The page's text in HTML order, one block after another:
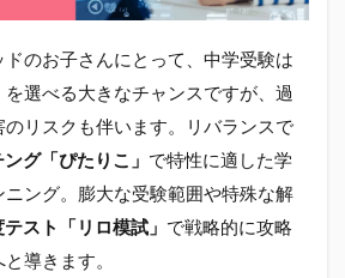
のお子さんにとって、中学受験は
を選べる大きなチャンスですが、過
のリスクも伴います。リバランスで
グ「ぴたりこ」 で特性に適した学
ング。膨大な受験範囲や特殊な解
スト「リロ模試」 で戦略的に攻略
導きます。